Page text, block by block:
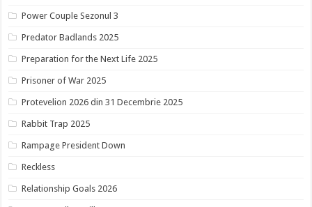
Power Couple Sezonul 3
Predator Badlands 2025
Preparation for the Next Life 2025
Prisoner of War 2025
Protevelion 2026 din 31 Decembrie 2025
Rabbit Trap 2025
Rampage President Down
Reckless
Relationship Goals 2026